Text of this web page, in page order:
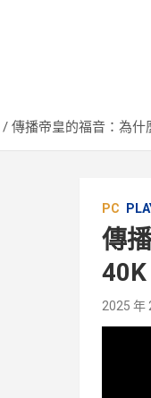
傳播帝皇的福音：為什
PC
傳
40K
2025 年